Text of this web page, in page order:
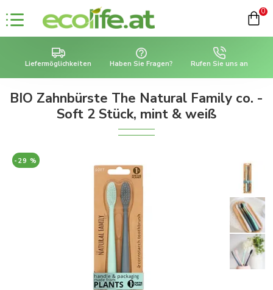
0
Liefermöglichkeiten Haben Sie Fragen? Rufen Sie uns an
BIO Zahnbürste The Natural Family co. -
Soft 2 Stück, mint & weiß
-29 %